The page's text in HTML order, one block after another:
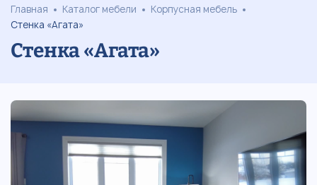
Главная Каталог мебели
Корпусная мебель
Стенка «Агата»
Стенка «Агата»